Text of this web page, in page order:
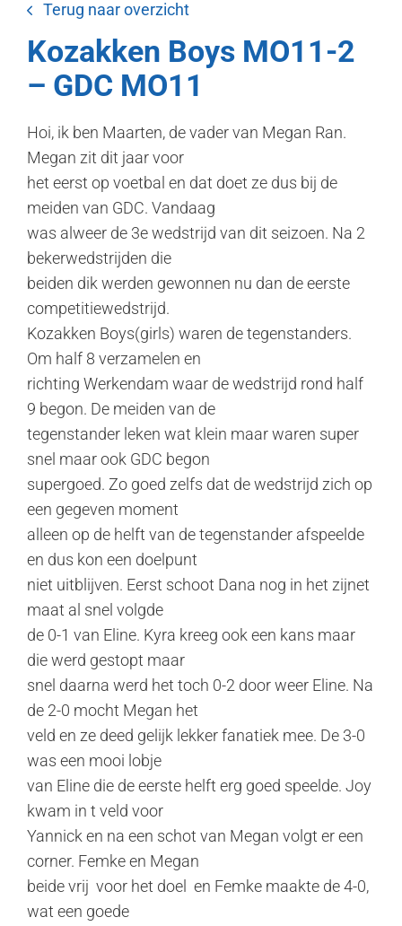
Terug naar overzicht
Kozakken Boys MO11-2
– GDC MO11
Hoi, ik ben Maarten, de vader van Megan Ran.
Megan zit dit jaar voor
het eerst op voetbal en dat doet ze dus bij de
meiden van GDC. Vandaag
was alweer de 3e wedstrijd van dit seizoen. Na 2
bekerwedstrijden die
beiden dik werden gewonnen nu dan de eerste
competitiewedstrijd.
Kozakken Boys(girls) waren de tegenstanders.
Om half 8 verzamelen en
richting Werkendam waar de wedstrijd rond half
9 begon. De meiden van de
tegenstander leken wat klein maar waren super
snel maar ook GDC begon
supergoed. Zo goed zelfs dat de wedstrijd zich op
een gegeven moment
alleen op de helft van de tegenstander afspeelde
en dus kon een doelpunt
niet uitblijven. Eerst schoot Dana nog in het zijnet
maat al snel volgde
de 0-1 van Eline. Kyra kreeg ook een kans maar
die werd gestopt maar
snel daarna werd het toch 0-2 door weer Eline. Na
de 2-0 mocht Megan het
veld en ze deed gelijk lekker fanatiek mee. De 3-0
was een mooi lobje
van Eline die de eerste helft erg goed speelde. Joy
kwam in t veld voor
Yannick en na een schot van Megan volgt er een
corner. Femke en Megan
beide vrij voor het doel en Femke maakte de 4-0,
wat een goede